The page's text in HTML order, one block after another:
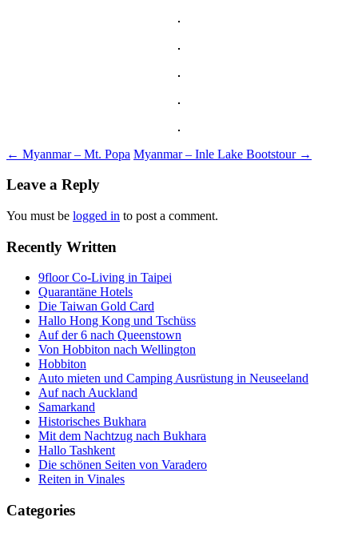
Post
navigation
← Myanmar – Mt. Popa Myanmar – Inle Lake Bootstour →
Leave a Reply
You must be logged in to post a comment.
Recently Written
9floor Co-Living in Taipei
Quarantäne Hotels
Die Taiwan Gold Card
Hallo Hong Kong und Tschüss
Auf der 6 nach Queenstown
Von Hobbiton nach Wellington
Hobbiton
Auto mieten und Camping Ausrüstung in Neuseeland
Auf nach Auckland
Samarkand
Historisches Bukhara
Mit dem Nachtzug nach Bukhara
Hallo Tashkent
Die schönen Seiten von Varadero
Reiten in Vinales
Categories